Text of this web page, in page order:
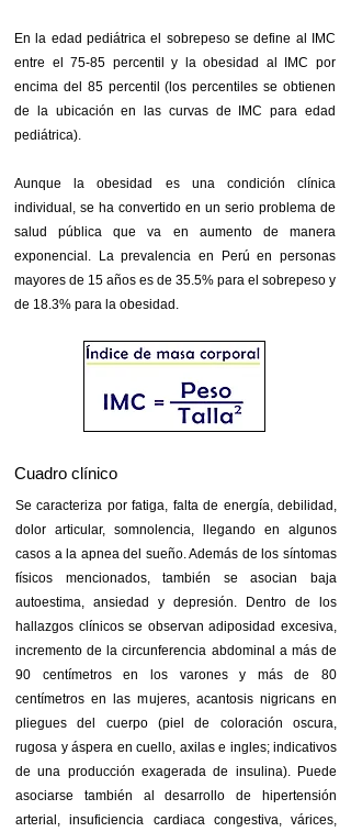
En la edad pediátrica el sobrepeso se define al IMC
entre el 75-85 percentil y la obesidad al IMC por
encima del 85 percentil (los percentiles se obtienen
de la ubicación en las curvas de IMC para edad
pediátrica).
Aunque la obesidad es una condición clínica
individual, se ha convertido en un serio problema de
salud pública que va en aumento de manera
exponencial. La prevalencia en Perú en personas
mayores de 15 años es de 35.5% para el sobrepeso y
de 18.3% para la obesidad.
Cuadro clínico
Se caracteriza por fatiga, falta de energía, debilidad,
dolor articular, somnolencia, llegando en algunos
casos a la apnea del sueño. Además de los síntomas
físicos mencionados, también se asocian baja
autoestima, ansiedad y depresión. Dentro de los
hallazgos clínicos se observan adiposidad excesiva,
incremento de la circunferencia abdominal a más de
90 centímetros en los varones y más de 80
centímetros en las mujeres, acantosis nigricans en
pliegues del cuerpo (piel de coloración oscura,
rugosa y áspera en cuello, axilas e ingles; indicativos
de una producción exagerada de insulina). Puede
asociarse también al desarrollo de hipertensión
arterial, insuficiencia cardiaca congestiva, várices,